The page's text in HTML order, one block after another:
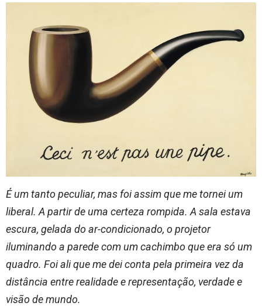
É um tanto peculiar, mas foi assim que me tornei um
liberal. A partir de uma certeza rompida. A sala estava
escura, gelada do ar-condicionado, o projetor
iluminando a parede com um cachimbo que era só um
quadro. Foi ali que me dei conta pela primeira vez da
distância entre realidade e representação, verdade e
visão de mundo.